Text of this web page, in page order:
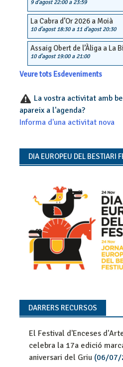
9 d'agost 22:00a 23:59
La Cabra d’Or 2026 a Moià
10 d'agost 18:30a 11 d'agost 20:30
Assaig Obert de l’Àliga a La
10 d'agost 19:00a 21:00
Veure tots Esdeveniments
La vostra activitat amb
apareix a l'agenda?
Informa d'una activitat nova
DIA EUROPEU DEL BESTIARI
DARRERS RECURSOS
El Festival d'Enceses
celebra la 17a edició
aniversari del Griu(06/07/